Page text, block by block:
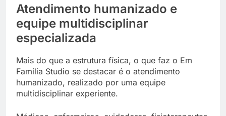
Atendimento humanizado e
equipe multidisciplinar
especializada
Mais do que a estrutura física, o que faz o Em
Família Studio se destacar é o atendimento
humanizado, realizado por uma equipe
multidisciplinar experiente.